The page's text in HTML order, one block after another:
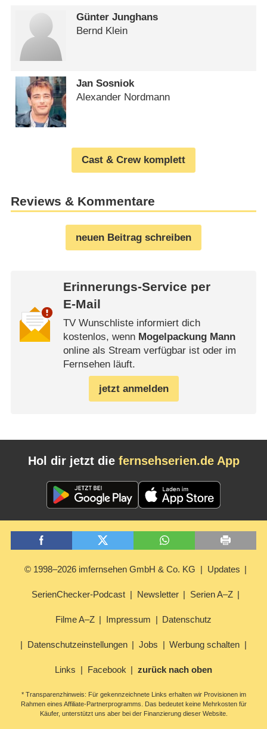
Günter Junghans
Bernd Klein
Jan Sosniok
Alexander Nordmann
Cast & Crew komplett
Reviews & Kommentare
neuen Beitrag schreiben
Erinnerungs-Service per
E-Mail
TV Wunschliste informiert dich
kostenlos, wenn Mogelpackung Mann
online als Stream verfügbar ist oder im
Fernsehen läuft.
jetzt anmelden
Hol dir jetzt die fernsehserien.de App
© 1998–2026 imfernsehen GmbH & Co. KG Updates
SerienChecker-Podcast Newsletter Serien A–Z
Filme A–Z Impressum Datenschutz
Datenschutzeinstellungen Jobs Werbung schalten
Links Facebook zurück nach oben
* Transparenzhinweis: Für gekennzeichnete Links erhalten wir Provisionen im
Rahmen eines Affiliate-Partnerprogramms. Das bedeutet keine Mehrkosten für
Käufer, unterstützt uns aber bei der Finanzierung dieser Website.